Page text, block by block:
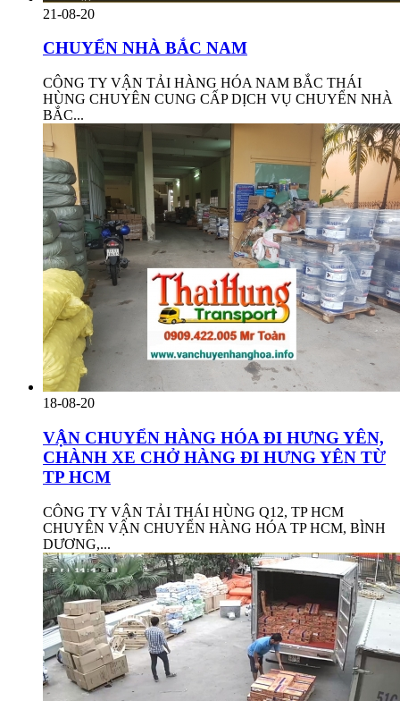
21-08-20
CHUYỂN NHÀ BẮC NAM
CÔNG TY VẬN TẢI HÀNG HÓA NAM BẮC THÁI
HÙNG CHUYÊN CUNG CẤP DỊCH VỤ CHUYỂN NHÀ
BẮC...
18-08-20
VẬN CHUYỂN HÀNG HÓA ĐI HƯNG YÊN,
CHÀNH XE CHỞ HÀNG ĐI HƯNG YÊN TỪ
TP HCM
CÔNG TY VẬN TẢI THÁI HÙNG Q12, TP HCM
CHUYÊN VẬN CHUYỂN HÀNG HÓA TP HCM, BÌNH
DƯƠNG,...